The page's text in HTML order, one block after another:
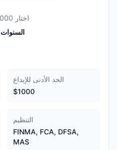
اختار 120,000 من المتداولين هذا الوسيط
السنوات
الحد الأدنى للإيداع
$1000
التنظيم
FINMA, FCA, DFSA,
MAS